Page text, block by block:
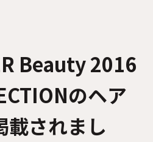
Beauty 2016
のヘア
載されまし